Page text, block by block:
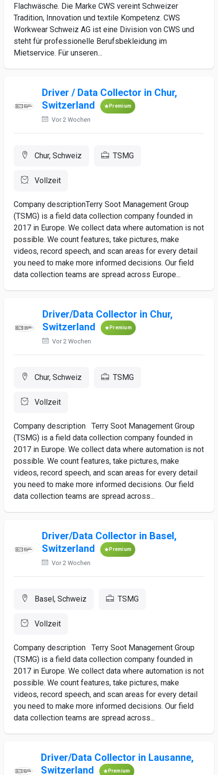
Flachwäsche. Die Marke CWS vereint Schweizer
Tradition, Innovation und textile Kompetenz. CWS
Workwear Schweiz AG ist eine Division von CWS und
steht für professionelle Berufsbekleidung im
Mietservice. Für unseren...
Driver / Data Collector in Chur,
Switzerland
Premium
Vor 2 Wochen
Chur, Schweiz TSMG
Vollzeit
Company descriptionTerry Soot Management Group
(TSMG) is a field data collection company founded in
2017 in Europe. We collect data where automation is not
possible. We count features, take pictures, make
videos, record speech, and scan areas for every detail
you need to make more informed decisions. Our field
data collection teams are spread across Europe...
Driver/Data Collector in Chur,
Switzerland
Premium
Vor 2 Wochen
Chur, Schweiz TSMG
Vollzeit
Company description Terry Soot Management Group
(TSMG) is a field data collection company founded in
2017 in Europe. We collect data where automation is not
possible. We count features, take pictures, make
videos, record speech, and scan areas for every detail
you need to make more informed decisions. Our field
data collection teams are spread across...
Driver/Data Collector in Basel,
Switzerland
Premium
Vor 2 Wochen
Basel, Schweiz TSMG
Vollzeit
Company description Terry Soot Management Group
(TSMG) is a field data collection company founded in
2017 in Europe. We collect data where automation is not
possible. We count features, take pictures, make
videos, record speech, and scan areas for every detail
you need to make more informed decisions. Our field
data collection teams are spread across...
Driver/Data Collector in Lausanne,
Switzerland
Premium